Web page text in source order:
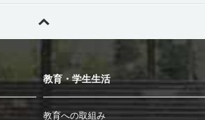
教育・学生生活
教育への取組み